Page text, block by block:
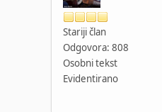
Stariji član
Odgovora: 808
Osobni tekst
Evidentirano